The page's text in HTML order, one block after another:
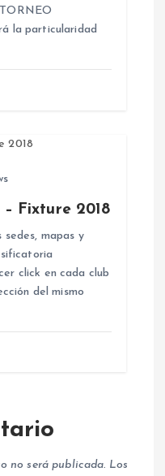
la particularidad
Fixture 2018
mapas y
click en cada club
del mismo
no será publicada. Los